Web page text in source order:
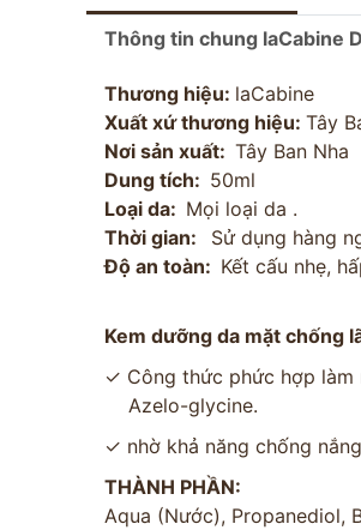
Thông tin chung laCabine
Thương hiệu: laCabine
Xuất xứ thương hiệu: Tây
Nơi sản xuất: Tây Ban Nha
Dung tích: 50ml
Loại da: Mọi loại da .
Thời gian: Sử dụng hàng
Độ an toàn: Kết cấu nhẹ,
Kem dưỡng da mặt chống
✓ Công thức phức hợp làm
Azelo-glycine.
✓ nhờ khả năng chống
THÀNH PHẦN:
Aqua (Nước), Propanediol,